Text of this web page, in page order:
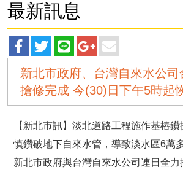
最新訊息
facebook
分
享
twitter
分
享
line
分
享
googleplus
分
享
main
分
享
新北市政府、台灣自來水公司
搶修完成 今(30)日下午5時起
【新北市訊】淡北道路工程施作基樁
慎鑽破地下自來水管，導致淡水區6萬
新北市政府與台灣自來水公司連日全